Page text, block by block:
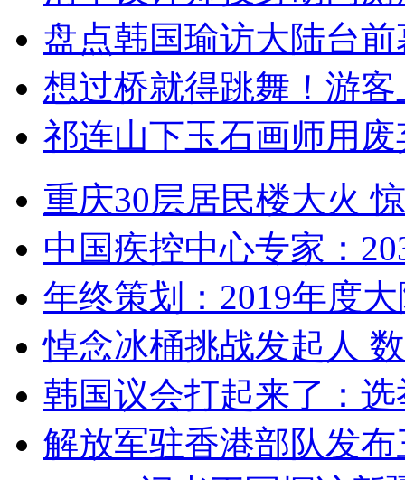
盘点韩国瑜访大陆台
想过桥就得跳舞！游客
祁连山下玉石画师用
重庆30层居民楼大火
中国疾控中心专家：
年终策划：2019年度
悼念冰桶挑战发起人
韩国议会打起来了：
解放军驻香港部队发